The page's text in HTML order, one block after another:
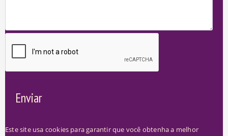
Enviar
Este site usa cookies para garantir que você obtenha a melhor